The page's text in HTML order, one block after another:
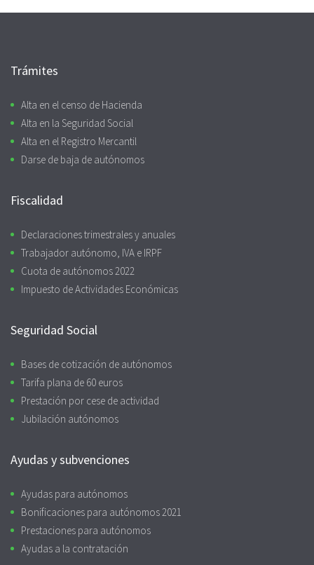
Trámites
Alta en el censo de Hacienda
Alta en la Seguridad Social
Alta en el Registro Mercantil
Darse de baja de autónomos
Fiscalidad
Declaraciones trimestrales y anuales
Trabajador autónomo, IVA e IRPF
Cuota de autónomos 2022
Impuesto de Actividades Económicas
Seguridad Social
Bases de cotización de autónomos
Tarifa plana de 60 euros
Prestación por cese de actividad
Jubilación autónomos
Ayudas y subvenciones
Ayudas para autónomos
Bonificaciones para autónomos 2021
Prestaciones para autónomos
Ayudas a la contratación